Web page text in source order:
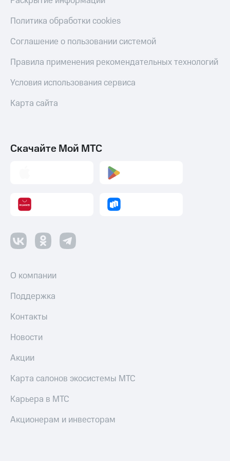
Политика обработки cookies
Соглашение о пользовании системой
Правила применения рекомендательных технологий
Условия использования сервиса
Карта сайта
Скачайте Мой МТС
О компании
Поддержка
Контакты
Новости
Акции
Карта салонов экосистемы МТС
Карьера в МТС
Акционерам и инвесторам